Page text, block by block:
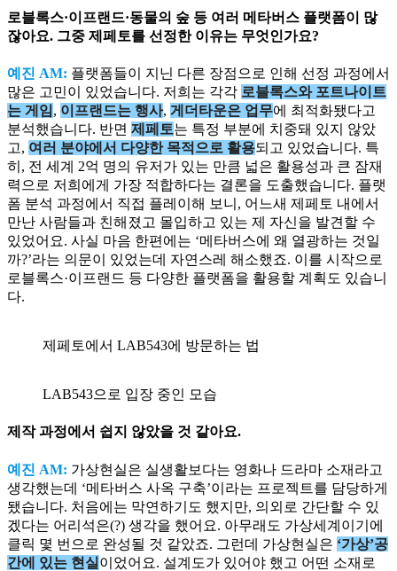
로블록스·이프랜드·동물의 숲 등 여러 메타버스 플랫폼이 많
잖아요. 그중 제페토를 선정한 이유는 무엇인가요?
예진 AM: 플랫폼들이 지닌 다른 장점으로 인해 선정 과정에서
많은 고민이 있었습니다. 저희는 각각 로블록스와 포트나이트
는 게임, 이프랜드는 행사, 게더타운은 업무에 최적화됐다고
분석했습니다. 반면 제페토는 특정 부분에 치중돼 있지 않았
고, 여러 분야에서 다양한 목적으로 활용되고 있었습니다. 특
히, 전 세계 2억 명의 유저가 있는 만큼 넓은 활용성과 큰 잠재
력으로 저희에게 가장 적합하다는 결론을 도출했습니다. 플랫
폼 분석 과정에서 직접 플레이해 보니, 어느새 제페토 내에서
만난 사람들과 친해졌고 몰입하고 있는 제 자신을 발견할 수
있었어요. 사실 마음 한편에는 ‘메타버스에 왜 열광하는 것일
까?’라는 의문이 있었는데 자연스레 해소했죠. 이를 시작으로
로블록스·이프랜드 등 다양한 플랫폼을 활용할 계획도 있습니
다.
제페토에서 LAB543에 방문하는 법
LAB543으로 입장 중인 모습
제작 과정에서 쉽지 않았을 것 같아요.
예진 AM: 가상현실은 실생활보다는 영화나 드라마 소재라고
생각했는데 ‘메타버스 사옥 구축’이라는 프로젝트를 담당하게
됐습니다. 처음에는 막연하기도 했지만, 의외로 간단할 수 있
겠다는 어리석은(?) 생각을 했어요. 아무래도 가상세계이기에
클릭 몇 번으로 완성될 것 같았죠. 그런데 가상현실은 ‘가상’공
간에 있는 현실 이었어요. 설계도가 있어야 했고 어떤 소재로